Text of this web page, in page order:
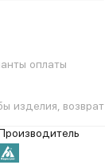
оплаты
изделия, возврат